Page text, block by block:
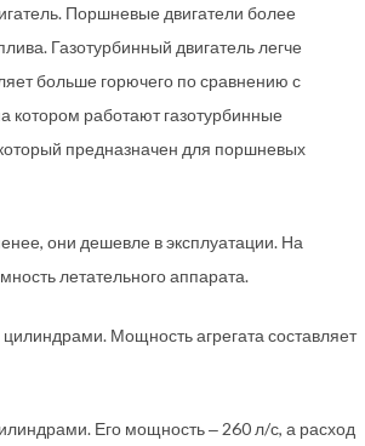
Поршневые двигатели более
Газотурбинный двигатель легче
больше горючего по сравнению с
котором работают газотурбинные
предназначен для поршневых
они дешевле в эксплуатации. На
летательного аппарата.
Мощность агрегата составляет
Его мощность ‒ 260 л/с, а расход